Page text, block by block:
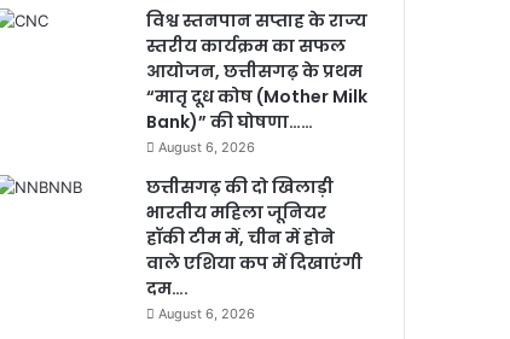
विश्व स्तनपान सप्ताह के राज्य
स्तरीय कार्यक्रम का सफल
आयोजन, छत्तीसगढ़ के प्रथम
“मातृ दूध कोष (Mother Milk
Bank)” की घोषणा……
August 6, 2026
छत्तीसगढ़ की दो खिलाड़ी
भारतीय महिला जूनियर
हॉकी टीम में, चीन में होने
वाले एशिया कप में दिखाएंगी
दम….
August 6, 2026